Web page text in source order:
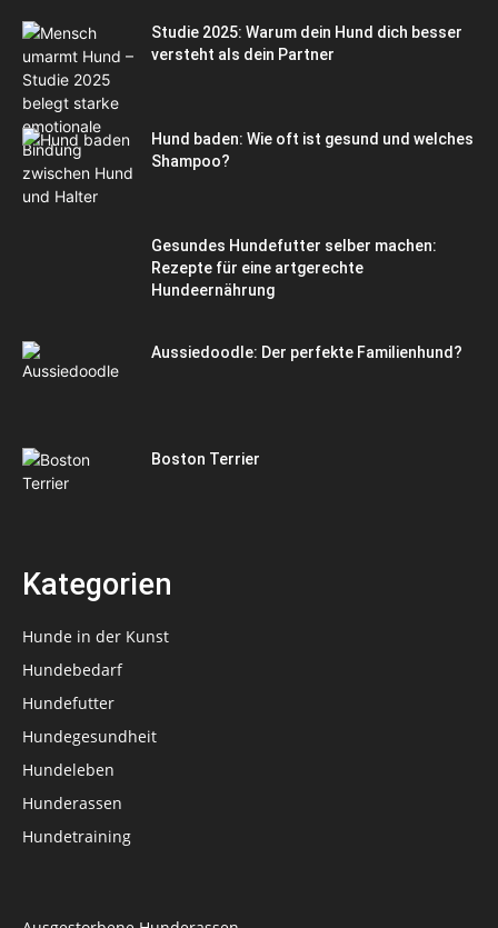
Studie 2025: Warum dein Hund dich besser
versteht als dein Partner
Hund baden: Wie oft ist gesund und welches
Shampoo?
Gesundes Hundefutter selber machen:
Rezepte für eine artgerechte
Hundeernährung
Aussiedoodle: Der perfekte Familienhund?
Boston Terrier
Kategorien
Hunde in der Kunst
Hundebedarf
Hundefutter
Hundegesundheit
Hundeleben
Hunderassen
Hundetraining